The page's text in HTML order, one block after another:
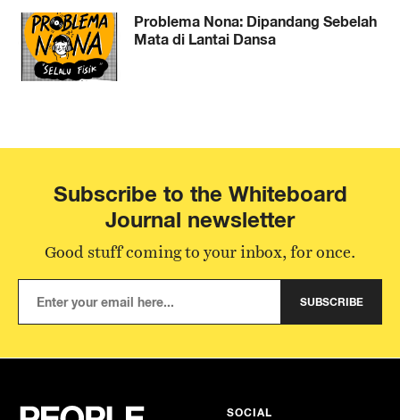
Problema Nona: Dipandang Sebelah
Mata di Lantai Dansa
Subscribe to the Whiteboard
Journal newsletter
Good stuff coming to your inbox, for once.
SUBSCRIBE
SOCIAL